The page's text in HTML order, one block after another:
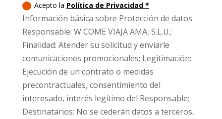
Acepto la Política de Privacidad *
Información básica sobre Protección de datos
Responsable: W COME VIAJA AMA, S.L.U.;
Finalidad: Atender su solicitud y enviarle
comunicaciones promocionales; Legitimación:
Ejecución de un contrato o medidas
precontractuales, consentimiento del
interesado, interés legítimo del Responsable;
Destinatarios: No se cederán datos a terceros,